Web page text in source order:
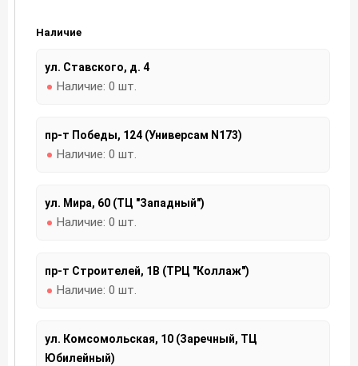
Наличие
ул. Ставского, д. 4
Наличие: 0 шт.
пр-т Победы, 124 (Универсам N173)
Наличие: 0 шт.
ул. Мира, 60 (ТЦ "Западный")
Наличие: 0 шт.
пр-т Строителей, 1В (ТРЦ "Коллаж")
Наличие: 0 шт.
ул. Комсомольская, 10 (Заречный, ТЦ
Юбилейный)